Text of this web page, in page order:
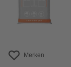
Merken